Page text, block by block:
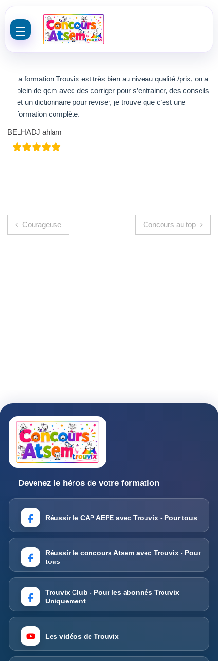
la formation Trouvix est très bien au niveau qualité /prix, on a
plein de qcm avec des corriger pour s’entrainer, des conseils
et un dictionnaire pour réviser, je trouve que c’est une
formation complète.
BELHADJ ahlam
Navigation de l’article
Courageuse Concours au top
Devenez le héros de votre formation
Réussir le CAP AEPE avec Trouvix - Pour tous
Réussir le concours Atsem avec Trouvix - Pour
tous
Trouvix Club - Pour les abonnés Trouvix
Uniquement
Les vidéos de Trouvix